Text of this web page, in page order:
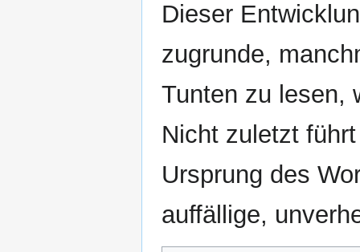
Dieser
zugrunde,
Tunten zu lesen,
Nicht zuletzt
Ursprung des
auffällige,